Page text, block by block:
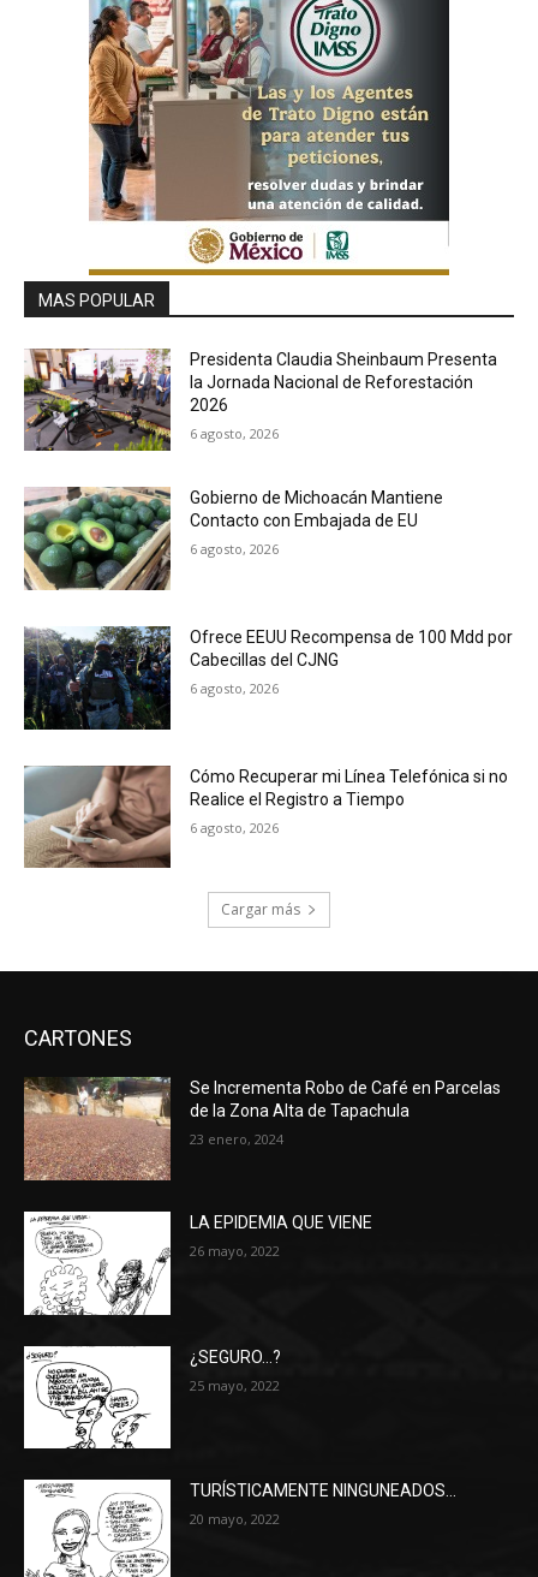
MAS POPULAR
Presidenta Claudia Sheinbaum Presenta
la Jornada Nacional de Reforestación
2026
6 agosto, 2026
Gobierno de Michoacán Mantiene
Contacto con Embajada de EU
6 agosto, 2026
Ofrece EEUU Recompensa de 100 Mdd por
Cabecillas del CJNG
6 agosto, 2026
Cómo Recuperar mi Línea Telefónica si no
Realice el Registro a Tiempo
6 agosto, 2026
Cargar más
CARTONES
Se Incrementa Robo de Café en Parcelas
de la Zona Alta de Tapachula
23 enero, 2024
LA EPIDEMIA QUE VIENE
26 mayo, 2022
¿SEGURO…?
25 mayo, 2022
TURÍSTICAMENTE NINGUNEADOS…
20 mayo, 2022